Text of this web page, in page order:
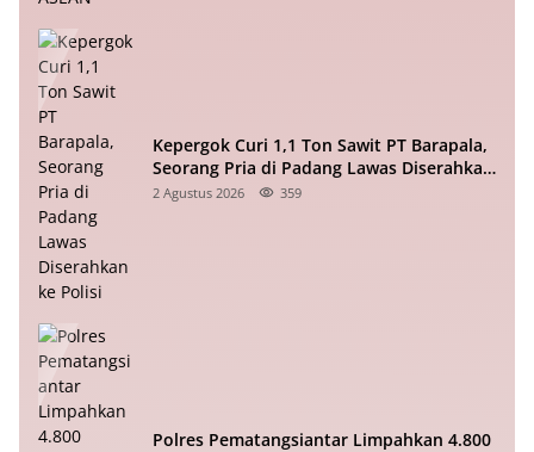
Kepergok Curi 1,1 Ton Sawit PT Barapala,
Seorang Pria di Padang Lawas Diserahkan
ke Polisi
2 Agustus 2026 359
Polres Pematangsiantar Limpahkan 4.800